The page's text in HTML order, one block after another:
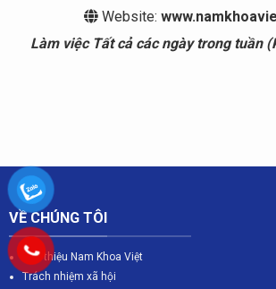
Website:
Làm việc Tất cả các ngày trong tuần
VỀ CHÚNG TÔI
Giới thiệu Nam Khoa Việt
Trách nhiệm xã hội